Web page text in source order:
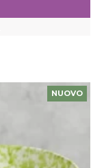
NUOVO